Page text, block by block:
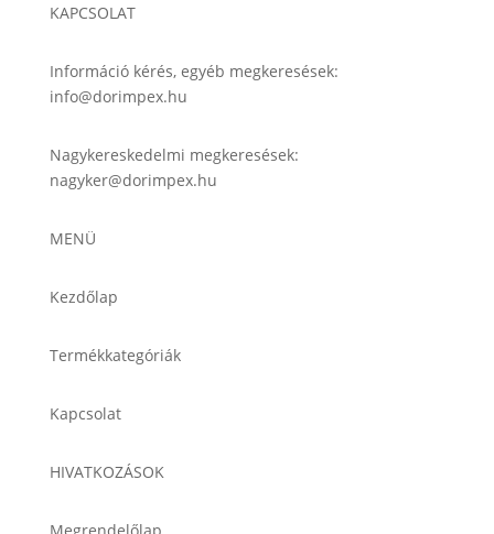
KAPCSOLAT
Információ kérés, egyéb megkeresések:
info@dorimpex.hu
Nagykereskedelmi megkeresések:
nagyker@dorimpex.hu
MENÜ
Kezdőlap
Termékkategóriák
Kapcsolat
HIVATKOZÁSOK